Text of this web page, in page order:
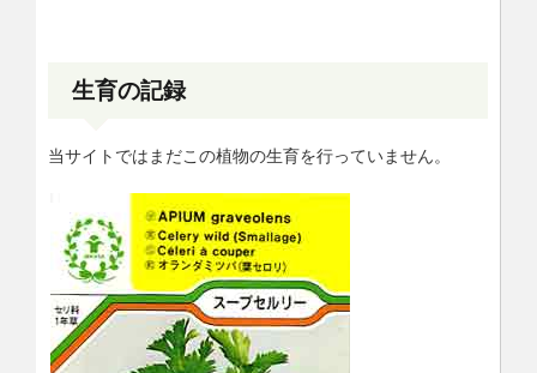
生育の記録
当サイトではまだこの植物の生育を行っていません。